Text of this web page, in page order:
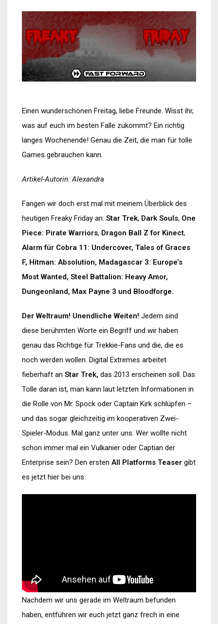
Einen wunderschönen Freitag, liebe Freunde. Wisst ihr,
was auf euch im besten Falle zukommt? Ein richtig
langes Wochenende! Genau die Zeit, die man für tolle
Games gebrauchen kann.
Artikel-Autorin: Alexandra
Fangen wir doch erst mal mit meinem Überblick des
heutigen Freaky Friday an: Star Trek, Dark Souls, One
Piece: Pirate Warriors, Dragon Ball Z for Kinect,
Alarm für Cobra 11: Undercover, Tales of Graces
F, Hitman: Absolution, Madagascar 3: Europe’s
Most Wanted, Steel Battalion: Heavy Amor,
Dungeonland, Max Payne 3 und Bloodforge.
Der Weltraum! Unendliche Weiten! Jedem sind
diese berühmten Worte ein Begriff und wir haben
genau das Richtige für Trekkie-Fans und die, die es
noch werden wollen. Digital Extremes arbeitet
fieberhaft an Star Trek, das 2013 erscheinen soll. Das
Tolle daran ist, man kann laut letzten Informationen in
die Rolle von Mr. Spock oder Captain Kirk schlüpfen –
und das sogar gleichzeitig im kooperativen Zwei-
Spieler-Modus. Mal ganz unter uns: Wer wollte nicht
schon immer mal ein Vulkanier oder Captian der
Enterprise sein? Den ersten All Platforms Teaser gibt
es jetzt hier bei uns:
Nachdem wir uns gerade im Weltraum befunden
haben, entführen wir euch jetzt ganz frech in eine